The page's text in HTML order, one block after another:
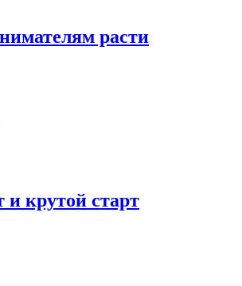
расти
крутой старт